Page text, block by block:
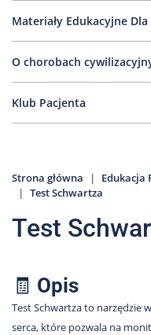
O
nas
Marki
Media
o
Kariera
Kontakt
801
502
302
O chorobach
Materiały Edukacyjne
Klub Pacjenta
Strona główna Edukacja
Test Schwartza
Test
🧾 Opis
Test Schwartza to narzędzie
serca, które pozwala na